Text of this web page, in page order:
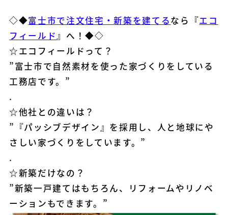
◇◆富士市で注文住宅・新築を建てるなら『エコ
フィールド』へ！◆◇
☆エコフィールドって？
”富士市で自然素材を使った家づくりをしている
工務店です。”
.
☆他社との違いは？
”『パッシブデザイン』を採用し、人と地球にや
さしい家づくりをしています。”
.
☆新築だけなの？
”新築一戸建てはもちろん、リフォームやリノベ
ーションもできます。”